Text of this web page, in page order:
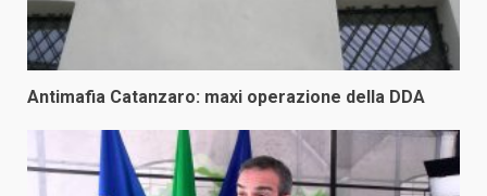
Antimafia Catanzaro: maxi operazione della DDA